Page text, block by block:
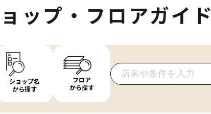
ップ・フロアガイド
ショップ名
から探す
フロア
から探す